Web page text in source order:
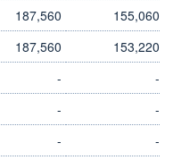
187,560
155,060
187,560
153,220
-
-
-
-
-
-